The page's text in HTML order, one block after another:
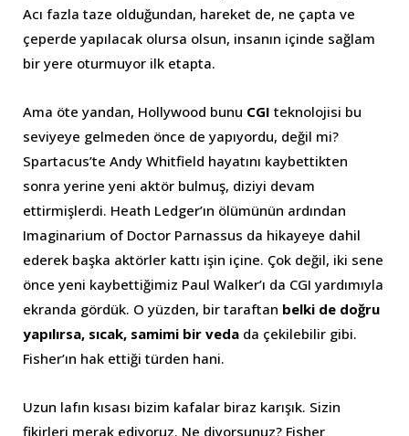
Acı fazla taze olduğundan, hareket de, ne çapta ve
çeperde yapılacak olursa olsun, insanın içinde sağlam
bir yere oturmuyor ilk etapta.
Ama öte yandan, Hollywood bunu CGI teknolojisi bu
seviyeye gelmeden önce de yapıyordu, değil mi?
Spartacus’te Andy Whitfield hayatını kaybettikten
sonra yerine yeni aktör bulmuş, diziyi devam
ettirmişlerdi. Heath Ledger’ın ölümünün ardından
Imaginarium of Doctor Parnassus da hikayeye dahil
ederek başka aktörler kattı işin içine. Çok değil, iki sene
önce yeni kaybettiğimiz Paul Walker’ı da CGI yardımıyla
ekranda gördük. O yüzden, bir taraftan belki de doğru
yapılırsa, sıcak, samimi bir veda da çekilebilir gibi.
Fisher’ın hak ettiği türden hani.
Uzun lafın kısası bizim kafalar biraz karışık. Sizin
fikirleri merak ediyoruz. Ne diyorsunuz? Fisher